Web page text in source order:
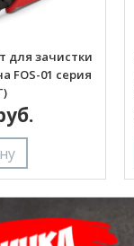
для зачистки
FOS-01 серия